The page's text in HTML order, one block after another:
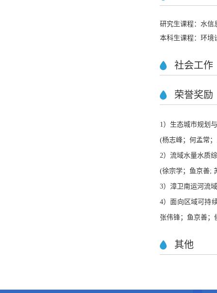
研究生课程：水信
本科生课程：环境
社会工作
荣誉奖励
1）生态城市规划
(杨志峰；何孟常
2）流域水量水质
(徐宗学；鱼京善;
3）漳卫南运河流
4）面向区域可持
张伟锋；鱼京善；
其他